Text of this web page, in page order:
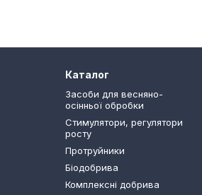
Каталог
Засоби для весняно-
осінньої обробки
Стимулятори, регулятори
росту
Протруйники
Біодобрива
Комплексні добрива